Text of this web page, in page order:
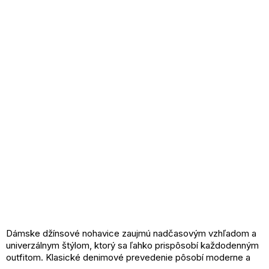
Dámske džínsové nohavice zaujmú nadčasovým vzhľadom a
univerzálnym štýlom, ktorý sa ľahko prispôsobí každodenným
outfitom. Klasické denimové prevedenie pôsobí moderne a